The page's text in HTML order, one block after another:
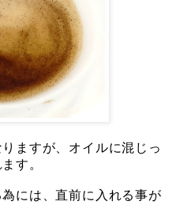
ますが、オイルに混じっ
す。
には、直前に入れる事が